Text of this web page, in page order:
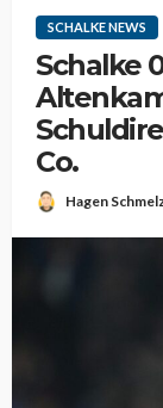
SCHALKE NEWS
Schalke
Co.
Hagen